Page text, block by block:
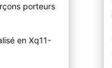
porteurs
en Xq11-